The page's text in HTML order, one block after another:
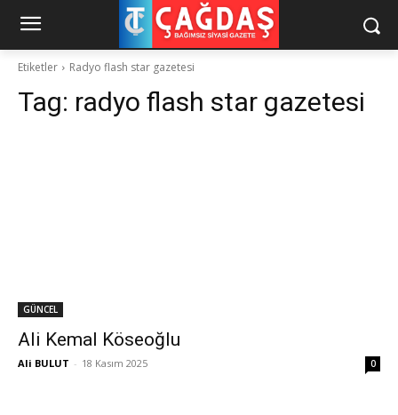
Etiketler Radyo flash star gazetesi
Tag: radyo flash star gazetesi
GÜNCEL
Ali Kemal Köseoğlu
Ali BULUT - 18 Kasım 2025 0